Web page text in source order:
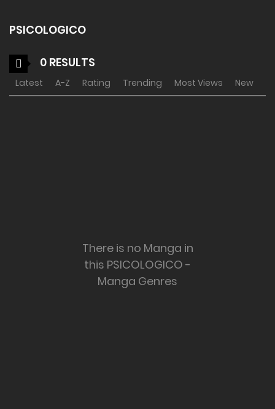
PSICOLOGICO
0 RESULTS
Latest A-Z Rating Trending Most Views New
There is no Manga in
this PSICOLOGICO -
Manga Genres